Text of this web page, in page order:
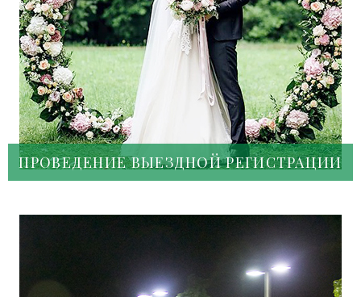
ПРОВЕДЕНИЕ ВЫЕЗДНОЙ РЕГИСТРАЦИИ